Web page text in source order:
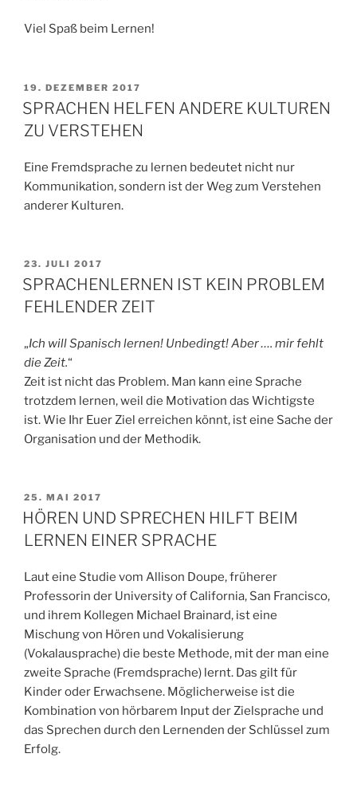
Viel Spaß beim Lernen!
VERÖFFENTLICHT
AM
19. DEZEMBER 2017
SPRACHEN HELFEN ANDERE KULTUREN
ZU VERSTEHEN
Eine Fremdsprache zu lernen bedeutet nicht nur
Kommunikation, sondern ist der Weg zum Verstehen
anderer Kulturen.
VERÖFFENTLICHT
AM
23. JULI 2017
SPRACHENLERNEN IST KEIN PROBLEM
FEHLENDER ZEIT
„Ich will Spanisch lernen! Unbedingt! Aber …. mir fehlt
die Zeit.“
Zeit ist nicht das Problem. Man kann eine Sprache
trotzdem lernen, weil die Motivation das Wichtigste
ist. Wie Ihr Euer Ziel erreichen könnt, ist eine Sache der
Organisation und der Methodik.
VERÖFFENTLICHT
AM
25. MAI 2017
HÖREN UND SPRECHEN HILFT BEIM
LERNEN EINER SPRACHE
Laut eine Studie vom Allison Doupe, früherer
Professorin der University of California, San Francisco,
und ihrem Kollegen Michael Brainard, ist eine
Mischung von Hören und Vokalisierung
(Vokalausprache) die beste Methode, mit der man eine
zweite Sprache (Fremdsprache) lernt. Das gilt für
Kinder oder Erwachsene. Möglicherweise ist die
Kombination von hörbarem Input der Zielsprache und
das Sprechen durch den Lernenden der Schlüssel zum
Erfolg.